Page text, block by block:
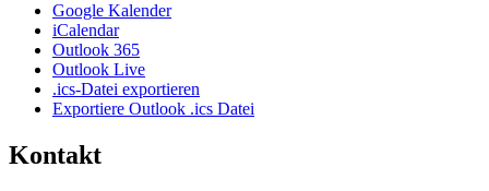
Google Kalender
iCalendar
Outlook 365
Outlook Live
.ics-Datei exportieren
Exportiere Outlook .ics Datei
Kontakt